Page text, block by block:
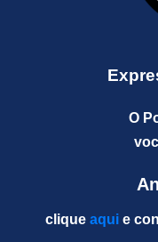
O
clique aquie